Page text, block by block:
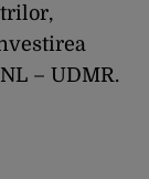
– UDMR.